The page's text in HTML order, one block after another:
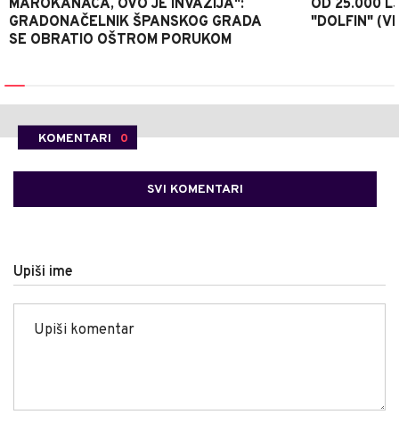
MAROKANACA, OVO JE INVAZIJA":
GRADONAČELNIK ŠPANSKOG GRADA
SE OBRATIO OŠTROM PORUKOM
OD 25.000
"DOLFIN"
KOMENTARI 0
SVI KOMENTARI
Upiši ime